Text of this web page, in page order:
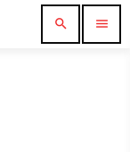
search menu